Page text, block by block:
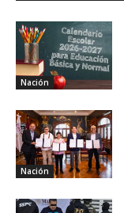
Nación
Nación